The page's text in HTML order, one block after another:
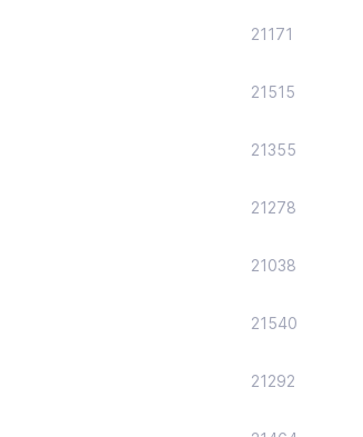
21171
21515
21355
21278
21038
21540
21292